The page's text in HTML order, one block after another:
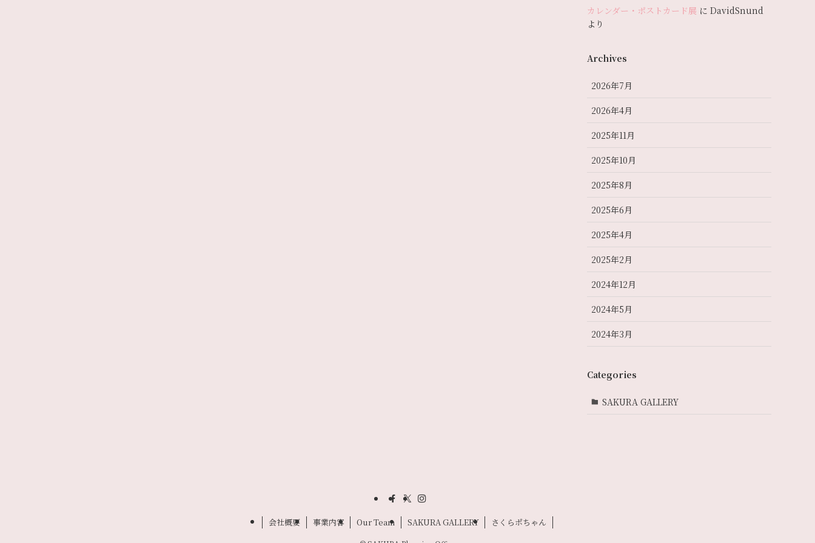
カレンダー・ポストカード展 に DavidSnund
より
Archives
2026年7月
2026年4月
2025年11月
2025年10月
2025年8月
2025年6月
2025年4月
2025年2月
2024年12月
2024年5月
2024年3月
Categories
SAKURA GALLERY
会社概要 事業内容 Our Team SAKURA GALLERY さくらポちゃん